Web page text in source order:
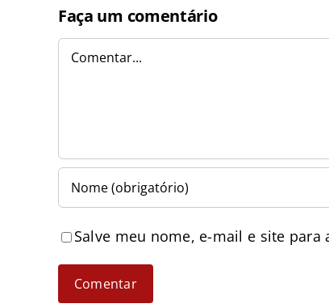
Faça um comentário
Comentar
Salve meu nome, e-mail e site